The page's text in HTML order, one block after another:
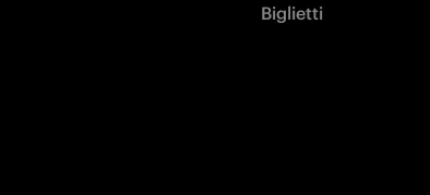
Biglietti